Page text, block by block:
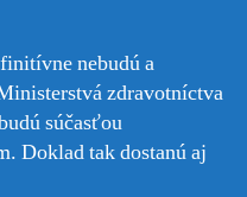
nebudú a
zdravotníctva
súčasťou
Doklad tak dostanú aj